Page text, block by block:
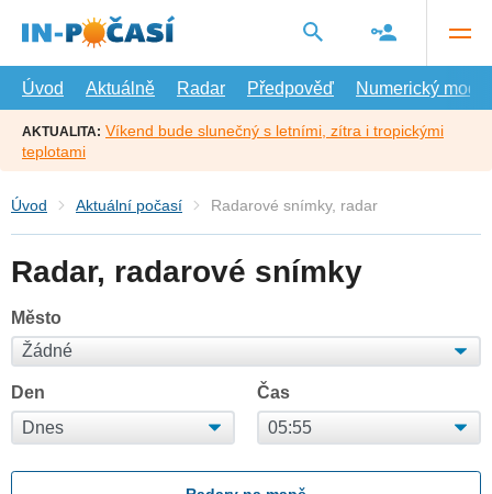
hlavní
Úvod
Aktuálně Radar Předpověď Numerický model
AKTUALITA: Víkend bude slunečný s letními, zítra i tropickými
teplotami
Úvod Aktuální počasí Radarové snímky, radar
Radar, radarové snímky
Město
Den Čas